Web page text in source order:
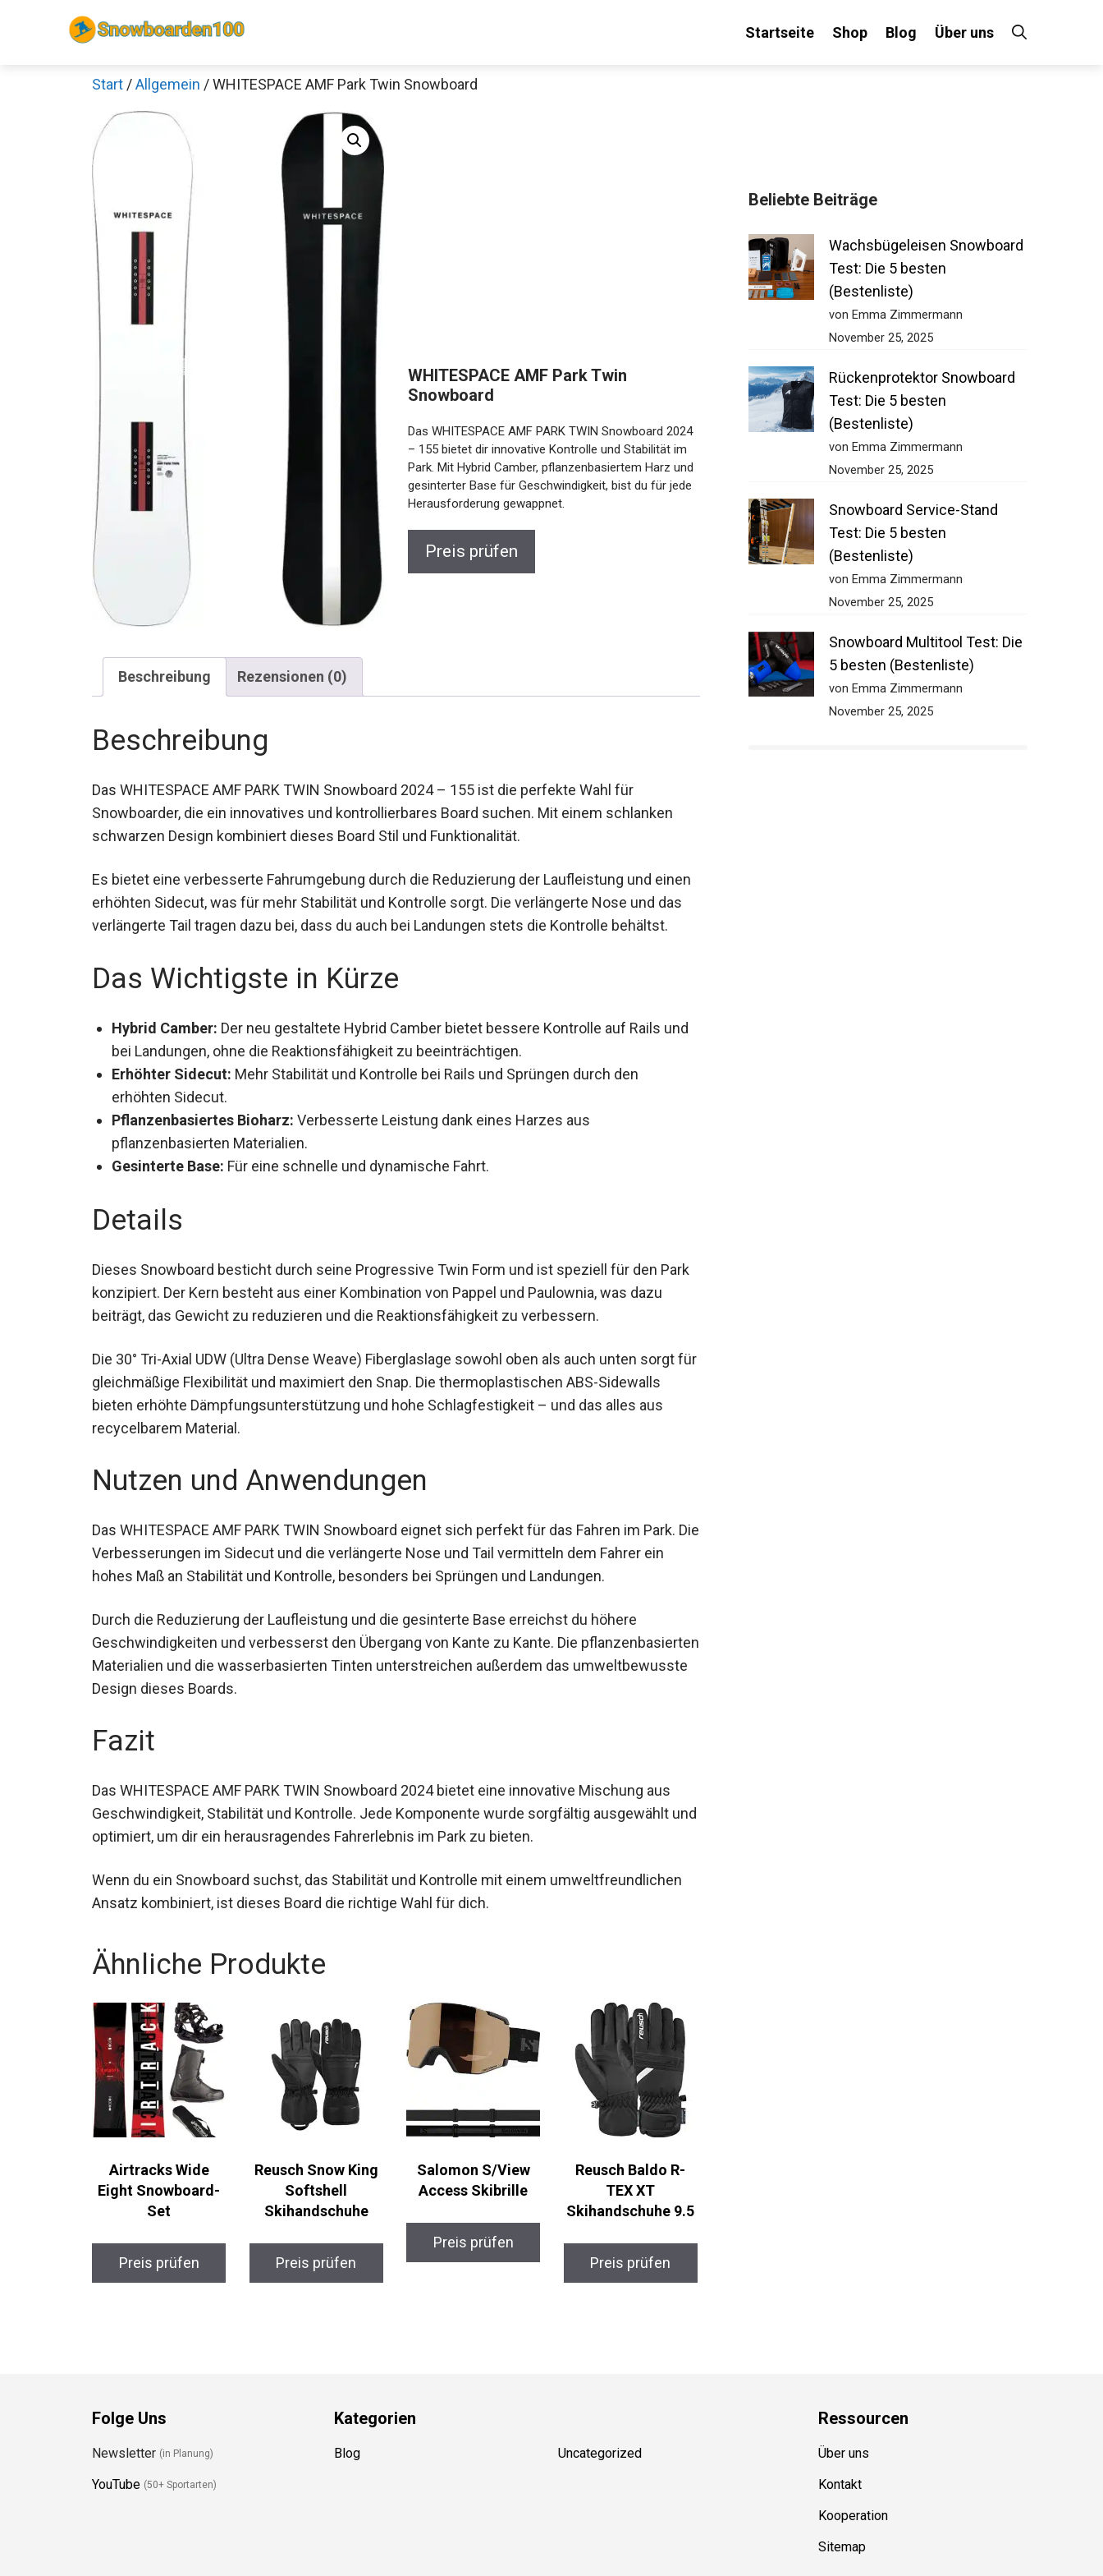
Startseite Shop Blog Über uns
Start /Allgemein / WHITESPACE AMF Park Twin Snowboard
WHITESPACE AMF Park Twin
Snowboard
Das WHITESPACE AMF PARK TWIN Snowboard 2024
– 155 bietet dir innovative Kontrolle und Stabilität im
Park. Mit Hybrid Camber, pflanzenbasiertem Harz und
gesinterter Base für Geschwindigkeit, bist du für jede
Herausforderung gewappnet.
Preis prüfen
Beschreibung Rezensionen (0)
Beschreibung
Das WHITESPACE AMF PARK TWIN Snowboard 2024 – 155 ist die perfekte Wahl für
Snowboarder, die ein innovatives und kontrollierbares Board suchen. Mit einem schlanken
schwarzen Design kombiniert dieses Board Stil und Funktionalität.
Es bietet eine verbesserte Fahrumgebung durch die Reduzierung der Laufleistung und einen
erhöhten Sidecut, was für mehr Stabilität und Kontrolle sorgt. Die verlängerte Nose und das
verlängerte Tail tragen dazu bei, dass du auch bei Landungen stets die Kontrolle behältst.
Das Wichtigste in Kürze
Hybrid Camber: Der neu gestaltete Hybrid Camber bietet bessere Kontrolle auf Rails und
bei Landungen, ohne die Reaktionsfähigkeit zu beeinträchtigen.
Erhöhter Sidecut: Mehr Stabilität und Kontrolle bei Rails und Sprüngen durch den
erhöhten Sidecut.
Pflanzenbasiertes Bioharz: Verbesserte Leistung dank eines Harzes aus
pflanzenbasierten Materialien.
Gesinterte Base: Für eine schnelle und dynamische Fahrt.
Details
Dieses Snowboard besticht durch seine Progressive Twin Form und ist speziell für den Park
konzipiert. Der Kern besteht aus einer Kombination von Pappel und Paulownia, was dazu
beiträgt, das Gewicht zu reduzieren und die Reaktionsfähigkeit zu verbessern.
Die 30° Tri-Axial UDW (Ultra Dense Weave) Fiberglaslage sowohl oben als auch unten sorgt für
gleichmäßige Flexibilität und maximiert den Snap. Die thermoplastischen ABS-Sidewalls
bieten erhöhte Dämpfungsunterstützung und hohe Schlagfestigkeit – und das alles aus
recycelbarem Material.
Nutzen und Anwendungen
Das WHITESPACE AMF PARK TWIN Snowboard eignet sich perfekt für das Fahren im Park. Die
Verbesserungen im Sidecut und die verlängerte Nose und Tail vermitteln dem Fahrer ein
hohes Maß an Stabilität und Kontrolle, besonders bei Sprüngen und Landungen.
Durch die Reduzierung der Laufleistung und die gesinterte Base erreichst du höhere
Geschwindigkeiten und verbesserst den Übergang von Kante zu Kante. Die pflanzenbasierten
Materialien und die wasserbasierten Tinten unterstreichen außerdem das umweltbewusste
Design dieses Boards.
Fazit
Das WHITESPACE AMF PARK TWIN Snowboard 2024 bietet eine innovative Mischung aus
Geschwindigkeit, Stabilität und Kontrolle. Jede Komponente wurde sorgfältig ausgewählt und
optimiert, um dir ein herausragendes Fahrerlebnis im Park zu bieten.
Wenn du ein Snowboard suchst, das Stabilität und Kontrolle mit einem umweltfreundlichen
Ansatz kombiniert, ist dieses Board die richtige Wahl für dich.
Ähnliche Produkte
Airtracks Wide
Eight Snowboard-
Set
Preis prüfen
Reusch Snow King
Softshell
Skihandschuhe
Preis prüfen
Salomon S/View
Access Skibrille
Preis prüfen
Reusch Baldo R-
TEX XT
Skihandschuhe 9.5
Preis prüfen
Beliebte Beiträge
Wachsbügeleisen Snowboard
Test: Die 5 besten
(Bestenliste)
von Emma Zimmermann
November 25, 2025
Rückenprotektor Snowboard
Test: Die 5 besten
(Bestenliste)
von Emma Zimmermann
November 25, 2025
Snowboard Service-Stand
Test: Die 5 besten
(Bestenliste)
von Emma Zimmermann
November 25, 2025
Snowboard Multitool Test: Die
5 besten (Bestenliste)
von Emma Zimmermann
November 25, 2025
Folge Uns
Newsletter (in Planung)
YouTube (50+ Sportarten)
Kategorien
Blog Uncategorized
Ressourcen
Über uns
Kontakt
Kooperation
Sitemap